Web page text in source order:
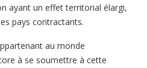
ayant un effet territorial élargi,
pays contractants.
au monde
à se soumettre à cette